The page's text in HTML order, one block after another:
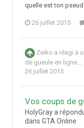
quelle est ton
26 juillet 2015
Zeiko a réagi à
de gueule en ligne....
26 juillet 2015
Vos coups de
HolyGray a
dans GTA Online